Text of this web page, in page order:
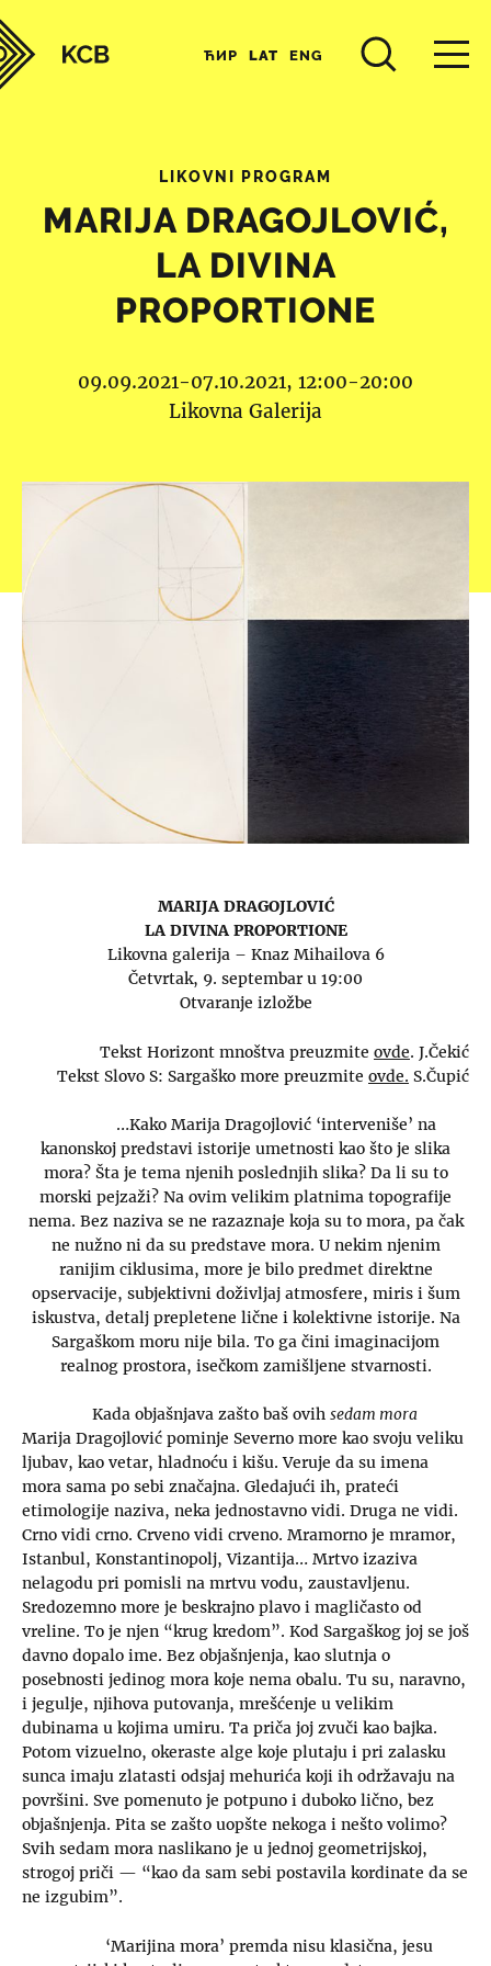
ЋИР LAT ENG
LIKOVNI PROGRAM
MARIJA DRAGOJLOVIĆ,
LA DIVINA
PROPORTIONE
09.09.2021-07.10.2021, 12:00-20:00
Likovna Galerija
MARIJA DRAGOJLOVIĆ
LA DIVINA PROPORTIONE
Likovna galerija – Knaz Mihailova 6
Četvrtak, 9. septembar u 19:00
Otvaranje izložbe
Tekst Horizont mnoštva preuzmite ovde. J.Čekić
Tekst Slovo S: Sargaško more preuzmite ovde. S.Čupić
…Kako Marija Dragojlović ‘interveniše’ na
kanonskoj predstavi istorije umetnosti kao što je slika
mora? Šta je tema njenih poslednjih slika? Da li su to
morski pejzaži? Na ovim velikim platnima topografije
nema. Bez naziva se ne razaznaje koja su to mora, pa čak
ne nužno ni da su predstave mora. U nekim njenim
ranijim ciklusima, more je bilo predmet direktne
opservacije, subjektivni doživljaj atmosfere, miris i šum
iskustva, detalj prepletene lične i kolektivne istorije. Na
Sargaškom moru nije bila. To ga čini imaginacijom
realnog prostora, isečkom zamišljene stvarnosti.
Kada objašnjava zašto baš ovih sedam mora
Marija Dragojlović pominje Severno more kao svoju veliku
ljubav, kao vetar, hladnoću i kišu. Veruje da su imena
mora sama po sebi značajna. Gledajući ih, prateći
etimologije naziva, neka jednostavno vidi. Druga ne vidi.
Crno vidi crno. Crveno vidi crveno. Mramorno je mramor,
Istanbul, Konstantinopolj, Vizantija… Mrtvo izaziva
nelagodu pri pomisli na mrtvu vodu, zaustavljenu.
Sredozemno more je beskrajno plavo i magličasto od
vreline. To je njen “krug kredom”. Kod Sargaškog joj se još
davno dopalo ime. Bez objašnjenja, kao slutnja o
posebnosti jedinog mora koje nema obalu. Tu su, naravno,
i jegulje, njihova putovanja, mrešćenje u velikim
dubinama u kojima umiru. Ta priča joj zvuči kao bajka.
Potom vizuelno, okeraste alge koje plutaju i pri zalasku
sunca imaju zlatasti odsjaj mehurića koji ih održavaju na
površini. Sve pomenuto je potpuno i duboko lično, bez
objašnjenja. Pita se zašto uopšte nekoga i nešto volimo?
Svih sedam mora naslikano je u jednoj geometrijskoj,
strogoj priči — “kao da sam sebi postavila kordinate da se
ne izgubim”.
‘Marijina mora’ premda nisu klasična, jesu